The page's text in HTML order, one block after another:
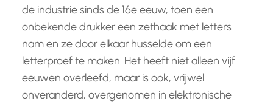
de industrie sinds de 16e eeuw, toen een
onbekende drukker een zethaak met letters
nam en ze door elkaar husselde om een
letterproef te maken. Het heeft niet alleen vijf
eeuwen overleefd, maar is ook, vrijwel
onveranderd, overgenomen in elektronische